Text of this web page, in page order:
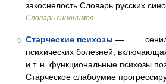
закоснелость Словарь русских
Словарь синонимов
9 Старческие психозы —
психических болезней,
и т. н. функциональные психозы
Старческое слабоумие